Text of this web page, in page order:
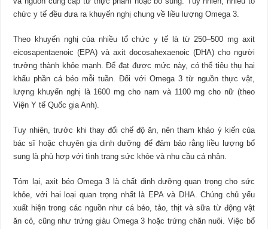
chức y tế đều đưa ra khuyến nghị chung về liều lượng Omega 3.
Theo khuyến nghị của nhiều tổ chức y tế là từ 250–500 mg axit
eicosapentaenoic (EPA) và axit docosahexaenoic (DHA) cho người
trưởng thành khỏe mạnh. Để đạt được mức này, có thể tiêu thụ hai
khẩu phần cá béo mỗi tuần. Đối với Omega 3 từ nguồn thực vật,
lượng khuyến nghị là 1600 mg cho nam và 1100 mg cho nữ (theo
Viện Y tế Quốc gia Anh).
Tuy nhiên, trước khi thay đổi chế độ ăn, nên tham khảo ý kiến của
bác sĩ hoặc chuyên gia dinh dưỡng để đảm bảo rằng liều lượng bổ
sung là phù hợp với tình trạng sức khỏe và nhu cầu cá nhân.
Tóm lại, axit béo Omega 3 là chất dinh dưỡng quan trọng cho sức
khỏe, với hai loại quan trọng nhất là EPA và DHA. Chúng chủ yếu
xuất hiện trong các nguồn như cá béo, tảo, thịt và sữa từ động vật
ăn cỏ, cũng như trứng giàu Omega 3 hoặc trứng chăn nuôi. Việc bổ